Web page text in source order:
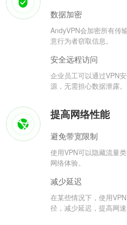
数据加密
AndyVPN会加密所有传
意行为者窃取信息。
安全远程访问
企业员工可以通过VPN
源，无需担心数据泄露。
提高网络性能
避免带宽限制
使用VPN可以隐藏流量
网络体验。
减少延迟
在某些情况下，使用
径，减少延迟，提高网速